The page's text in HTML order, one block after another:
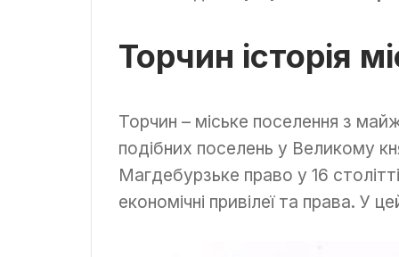
Торчин історія
Торчин – міське поселення з
подібних поселень у Великому
Магдебурзьке право у 16
економічні привілеї та права. У